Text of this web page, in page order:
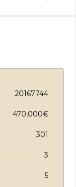
20167744
470,000€
301
3
5